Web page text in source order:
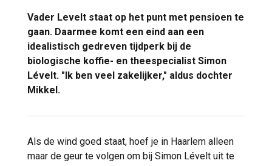
Vader Levelt staat op het punt met pensioen te
gaan. Daarmee komt een eind aan een
idealistisch gedreven tijdperk bij de
biologische koffie- en theespecialist Simon
Lévelt. "Ik ben veel zakelijker," aldus dochter
Mikkel.
Als de wind goed staat, hoef je in Haarlem alleen
maar de geur te volgen om bij Simon Lévelt uit te